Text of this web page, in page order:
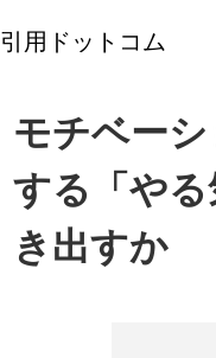
引用ドットコム
モチベー
する「やる
き出すか